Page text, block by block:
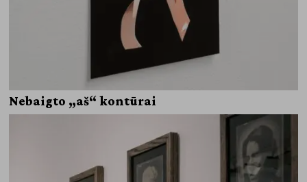
Nebaigto „aš“ kontūrai